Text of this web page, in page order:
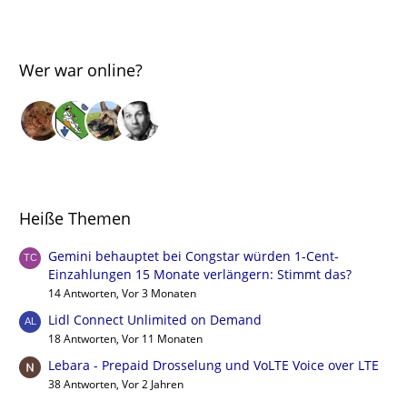
Wer war online?
Heiße Themen
Gemini behauptet bei Congstar würden 1-Cent-
Einzahlungen 15 Monate verlängern: Stimmt das?
14 Antworten, Vor 3 Monaten
Lidl Connect Unlimited on Demand
18 Antworten, Vor 11 Monaten
Lebara - Prepaid Drosselung und VoLTE Voice over LTE
38 Antworten, Vor 2 Jahren